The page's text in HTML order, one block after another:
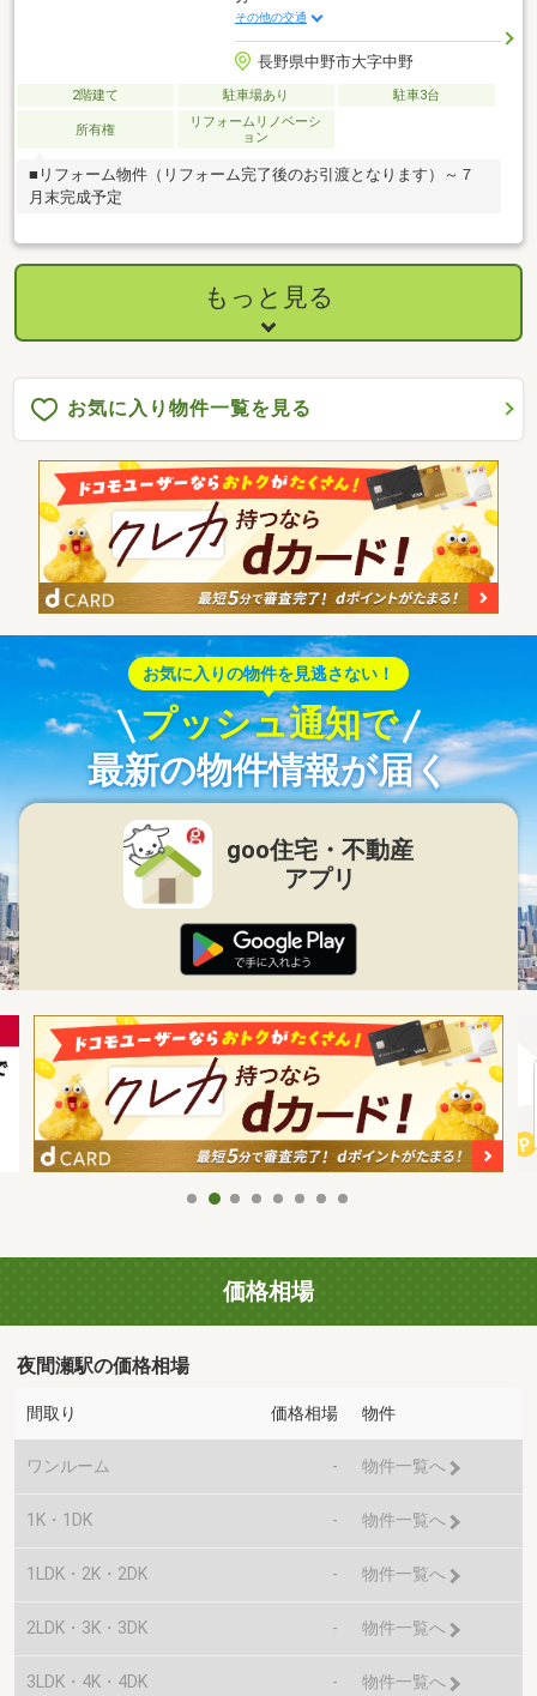
その他の交通
長野県中野市大字中野
2階建て 駐車場あり 駐車3台
所有権
リフォームリノベーシ
ョン
■リフォーム物件（リフォーム完了後のお引渡となります）～７
月末完成予定
もっと見る
お気に入り物件一覧を見る
お気に入りの物件を見逃さない！
プッシュ通知で
最新の物件情報が届く
goo住宅・不動産
アプリ
価格相場
夜間瀬駅の価格相場
間取り 価格相場 物件
ワンルーム - 物件一覧へ
1K・1DK - 物件一覧へ
1LDK・2K・2DK - 物件一覧へ
2LDK・3K・3DK - 物件一覧へ
3LDK・4K・4DK - 物件一覧へ